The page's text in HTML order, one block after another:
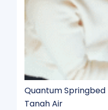
Quantum Springbed
Tanah Air